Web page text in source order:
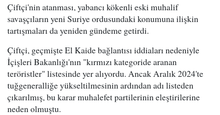
Çiftçi'nin atanması, yabancı kökenli eski muhalif
savaşçıların yeni Suriye ordusundaki konumuna ilişkin
tartışmaları da yeniden gündeme getirdi.
Çiftçi, geçmişte El Kaide bağlantısı iddiaları nedeniyle
İçişleri Bakanlığı'nın "kırmızı kategoride aranan
teröristler" listesinde yer alıyordu. Ancak Aralık 2024'te
tuğgeneralliğe yükseltilmesinin ardından adı listeden
çıkarılmış, bu karar muhalefet partilerinin eleştirilerine
neden olmuştu.